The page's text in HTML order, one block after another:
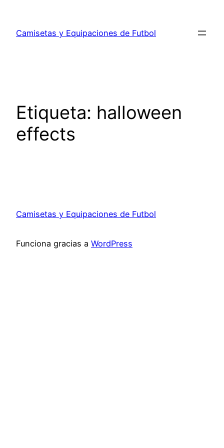
contenido
Camisetas y Equipaciones de Futbol
Etiqueta: halloween
effects
Camisetas y Equipaciones de Futbol
Funciona gracias a WordPress